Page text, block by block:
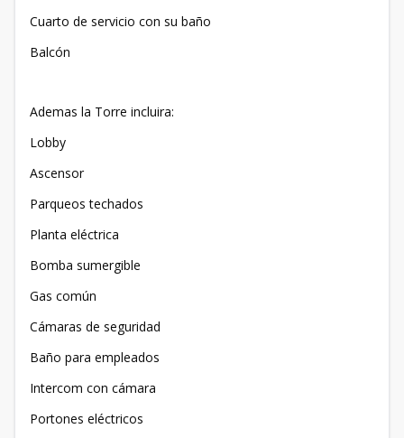
Cuarto de servicio con su baño
Balcón
Ademas la Torre incluira:
Lobby
Ascensor
Parqueos techados
Planta eléctrica
Bomba sumergible
Gas común
Cámaras de seguridad
Baño para empleados
Intercom con cámara
Portones eléctricos